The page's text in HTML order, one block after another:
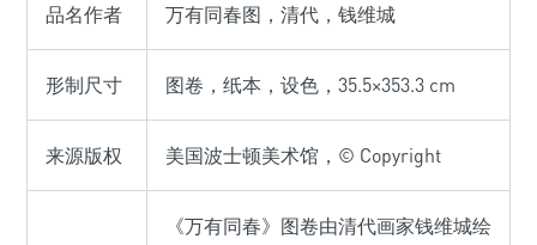
品名作者 万有同春图，清代，钱维城
形制尺寸 图卷，纸本，设色，35.5×353.3 cm
来源版权 美国波士顿美术馆，© Copyright
《万有同春》图卷由清代画家钱维城绘